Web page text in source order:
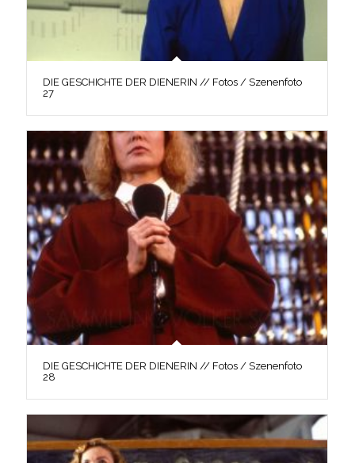
DIE GESCHICHTE DER DIENERIN // Fotos / Szenenfoto
27
DIE GESCHICHTE DER DIENERIN // Fotos / Szenenfoto
28